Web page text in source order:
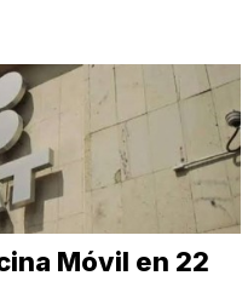
Móvil en 22